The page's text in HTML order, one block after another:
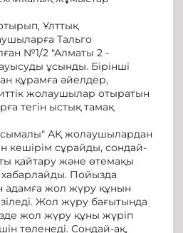
Ұлттық
Тальго
№1/2 "Алматы 2 -
ұсынды. Бірінші
құрамға әйелдер,
жолаушылар отыратын
тегін ыстық тамақ
АҚ жолаушылардан
кешірім сұрайды, сондай-
қайтару және өтемақы
хабарлайды. Пойызда
адамға жол жүру құнын
Жол жүру бағытында
жол жүру құны жүріп
төленеді. Сондай-ақ,